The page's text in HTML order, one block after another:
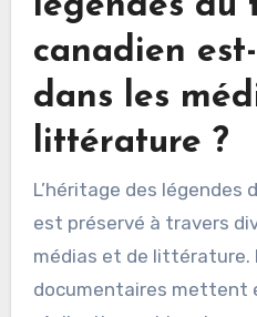
défini leurs carrières,
les générations futures
Comment
légendes du
canadien
dans les